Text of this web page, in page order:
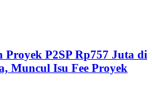
Proyek P2SP Rp757 Juta di
Muncul Isu Fee Proyek